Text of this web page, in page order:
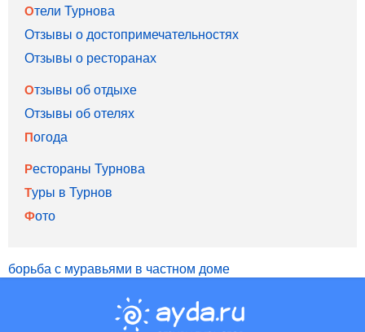
Отели Турнова
Отзывы о достопримечательностях
Отзывы о ресторанах
Отзывы об отдыхе
Отзывы об отелях
Погода
Рестораны Турнова
Туры в Турнов
Фото
борьба с муравьями в частном доме